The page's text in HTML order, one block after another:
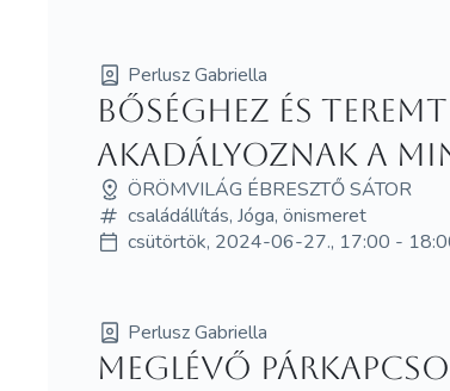
Perlusz Gabriella
Bőséghez és
akadályoznak a
ÖRÖMVILÁG ÉBRESZTŐ SÁTOR
családállítás, Jóga, önismeret
csütörtök, 2024-06-27., 17:00 -
Perlusz Gabriella
Meglévő